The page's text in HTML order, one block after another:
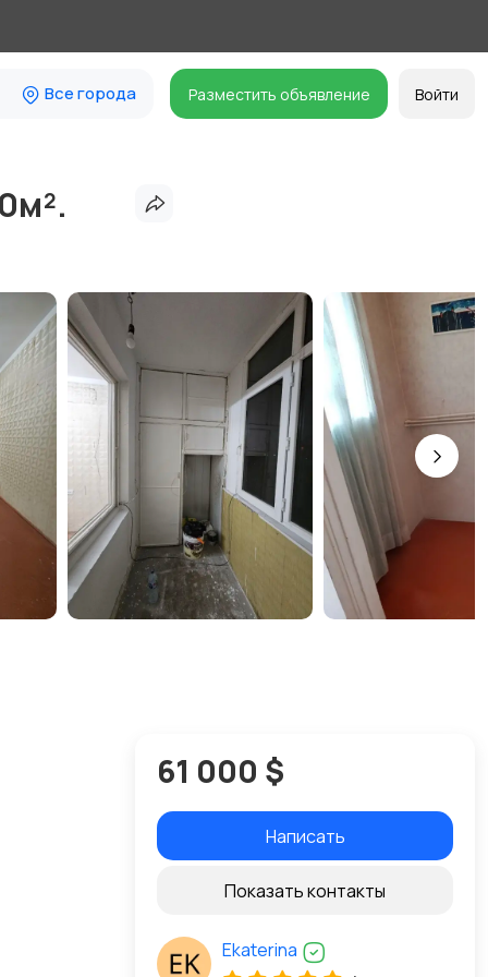
Все города Разместить объявление Войти
61 000 $
Написать
Показать контакты
Ekaterina